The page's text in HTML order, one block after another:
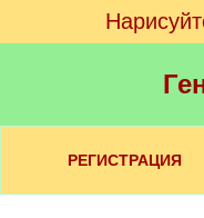
РЕГИСТРАЦИЯ